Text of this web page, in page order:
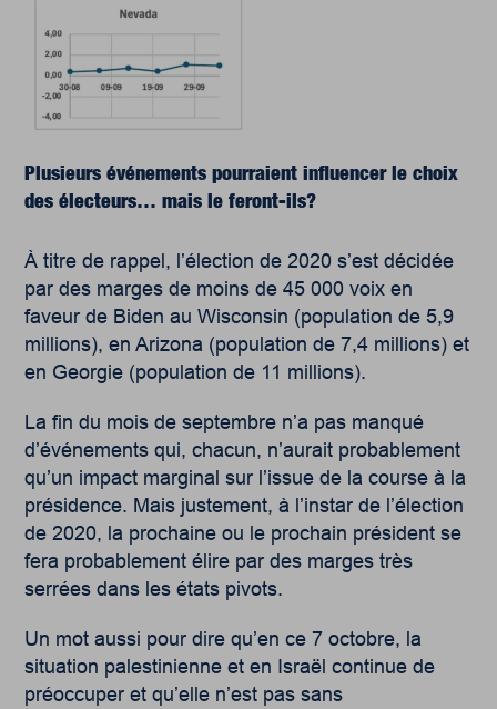
Plusieurs événements pourraient influencer le choix
des électeurs… mais le feront-ils?
À titre de rappel, l’élection de 2020 s’est décidée
par des marges de moins de 45 000 voix en
faveur de Biden au Wisconsin (population de 5,9
millions), en Arizona (population de 7,4 millions) et
en Georgie (population de 11 millions).
La fin du mois de septembre n’a pas manqué
d’événements qui, chacun, n’aurait probablement
qu’un impact marginal sur l’issue de la course à la
présidence. Mais justement, à l’instar de l’élection
de 2020, la prochaine ou le prochain président se
fera probablement élire par des marges très
serrées dans les états pivots.
Un mot aussi pour dire qu’en ce 7 octobre, la
situation palestinienne et en Israël continue de
préoccuper et qu’elle n’est pas sans